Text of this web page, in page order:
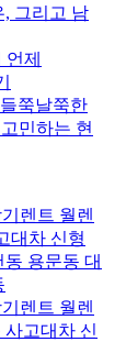
, 그리고 남
언제
쭉날쭉한
민하는 현
렌트 월렌
대차 신형
용문동 대
렌트 월렌
고대차 신